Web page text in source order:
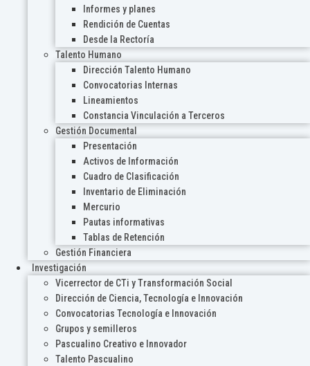
Informes y planes
Rendición de Cuentas
Desde la Rectoría
Talento Humano
Dirección Talento Humano
Convocatorias Internas
Lineamientos
Constancia Vinculación a Terceros
Gestión Documental
Presentación
Activos de Información
Cuadro de Clasificación
Inventario de Eliminación
Mercurio
Pautas informativas
Tablas de Retención
Gestión Financiera
Investigación
Vicerrector de CTi y Transformación Social
Dirección de Ciencia, Tecnología e Innovación
Convocatorias Tecnología e Innovación
Grupos y semilleros
Pascualino Creativo e Innovador
Talento Pascualino